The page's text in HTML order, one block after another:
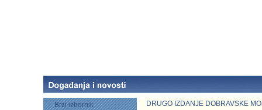
Brzi izbornik DRUGO IZDANJE DOBRAVSKE